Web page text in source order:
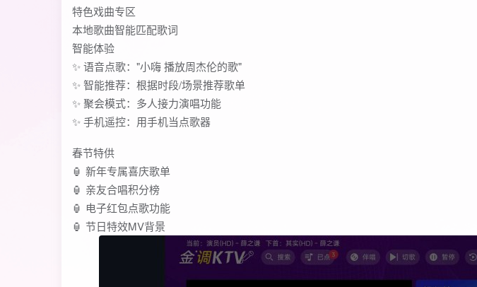
特色戏曲专区
本地歌曲智能匹配歌词
智能体验
✨ 语音点歌："小嗨 播放周杰伦的歌"
✨ 智能推荐：根据时段/场景推荐歌单
✨ 聚会模式：多人接力演唱功能
✨ 手机遥控：用手机当点歌器
春节特供
🏮 新年专属喜庆歌单
🏮 亲友合唱积分榜
🏮 电子红包点歌功能
🏮 节日特效MV背景